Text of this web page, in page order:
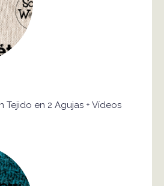
Tejido en 2 Agujas + Vídeos